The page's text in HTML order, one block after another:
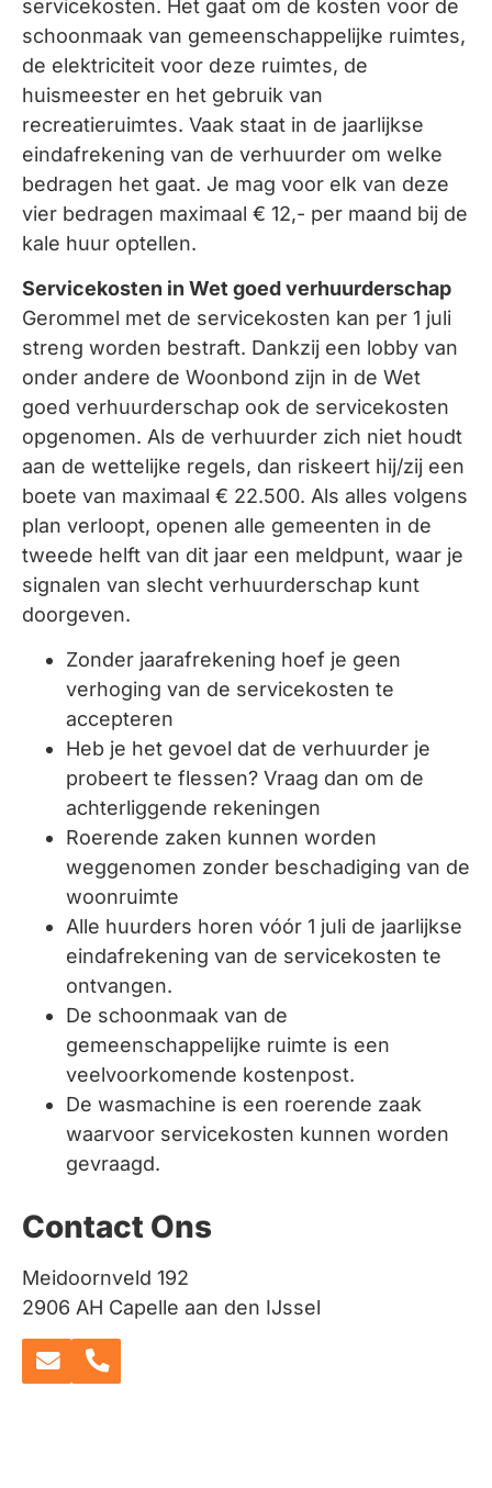
servicekosten. Het gaat om de kosten voor de
schoonmaak van gemeenschappelijke ruimtes,
de elektriciteit voor deze ruimtes, de
huismeester en het gebruik van
recreatieruimtes. Vaak staat in de jaarlijkse
eindafrekening van de verhuurder om welke
bedragen het gaat. Je mag voor elk van deze
vier bedragen maximaal € 12,- per maand bij de
kale huur optellen.
Servicekosten in Wet goed verhuurderschap
Gerommel met de servicekosten kan per 1 juli
streng worden bestraft. Dankzij een lobby van
onder andere de Woonbond zijn in de Wet
goed verhuurderschap ook de servicekosten
opgenomen. Als de verhuurder zich niet houdt
aan de wettelijke regels, dan riskeert hij/zij een
boete van maximaal € 22.500. Als alles volgens
plan verloopt, openen alle gemeenten in de
tweede helft van dit jaar een meldpunt, waar je
signalen van slecht verhuurderschap kunt
doorgeven.
Zonder jaarafrekening hoef je geen
verhoging van de servicekosten te
accepteren
Heb je het gevoel dat de verhuurder je
probeert te flessen? Vraag dan om de
achterliggende rekeningen
Roerende zaken kunnen worden
weggenomen zonder beschadiging van de
woonruimte
Alle huurders horen vóór 1 juli de jaarlijkse
eindafrekening van de servicekosten te
ontvangen.
De schoonmaak van de
gemeenschappelijke ruimte is een
veelvoorkomende kostenpost.
De wasmachine is een roerende zaak
waarvoor servicekosten kunnen worden
gevraagd.
Contact Ons
Meidoornveld 192
2906 AH Capelle aan den IJssel